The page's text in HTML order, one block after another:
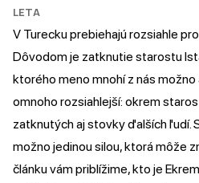
LETA
V Turecku prebiehajú rozsiahle
Dôvodom je zatknutie starostu
ktorého meno mnohí z nás možno
omnoho rozsiahlejší: okrem
zatknutýchaj stovky ďalších ľudí.
možno jedinou silou, ktorá môže
článku vám priblížime, kto je